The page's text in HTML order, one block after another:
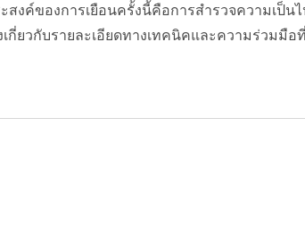
งค์ของการเยือนครั้งนี้คือการสำรวจความเป็น
เกี่ยวกับรายละเอียดทางเทคนิคและความร่วมมื